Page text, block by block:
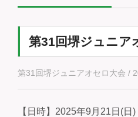
第31回堺ジュニア
第31回堺ジュニアオセロ大会 /
【日時】2025年9月21日(